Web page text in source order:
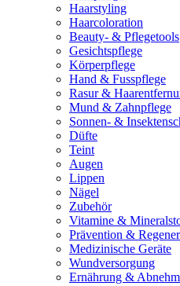
Haarstyling
Haarcoloration
Beauty- & Pflegetools
Gesichtspflege
Körperpflege
Hand & Fusspflege
Rasur &
Mund & Zahnpflege
Sonnen- &
Düfte
Teint
Augen
Lippen
Nägel
Zubehör
Vitamine &
Prävention &
Medizinische Geräte
Wundversorgung
Ernährung &